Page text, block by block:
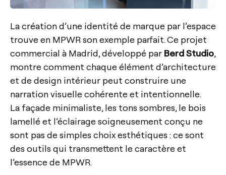
La création d’une identité de marque par l’espace
trouve en MPWR son exemple parfait. Ce projet
commercial à Madrid, développé par Berd Studio,
montre comment chaque élément d’architecture
et de design intérieur peut construire une
narration visuelle cohérente et intentionnelle.
La façade minimaliste, les tons sombres, le bois
lamellé et l’éclairage soigneusement conçu ne
sont pas de simples choix esthétiques : ce sont
des outils qui transmettent le caractère et
l’essence de MPWR.